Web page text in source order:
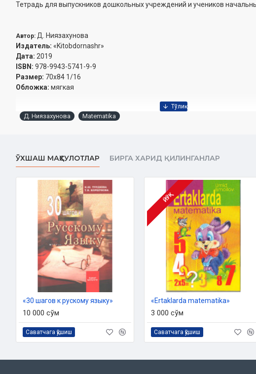
Тетрадь для выпускников дошкольных учреждений и учеников
Автор: Д. Ниязахунова
Издатель: «Kitobdornashr»
Дата: 2019
ISBN: 978-9943-5741-9-9
Размер: 70x84 1/16
Обложка: мягкая
Д. Ниязахунова Matematika
ЎХШАШ МАҲСУЛОТЛАР БИРГА ХАРИД ҚИЛИНГАНЛАР
«30 шагов к рускому языку»
10 000 сўм
Саватчага қўшиш
ЙЎҚ
«Ertaklarda matematika»
3 000 сўм
Саватчага қўшиш